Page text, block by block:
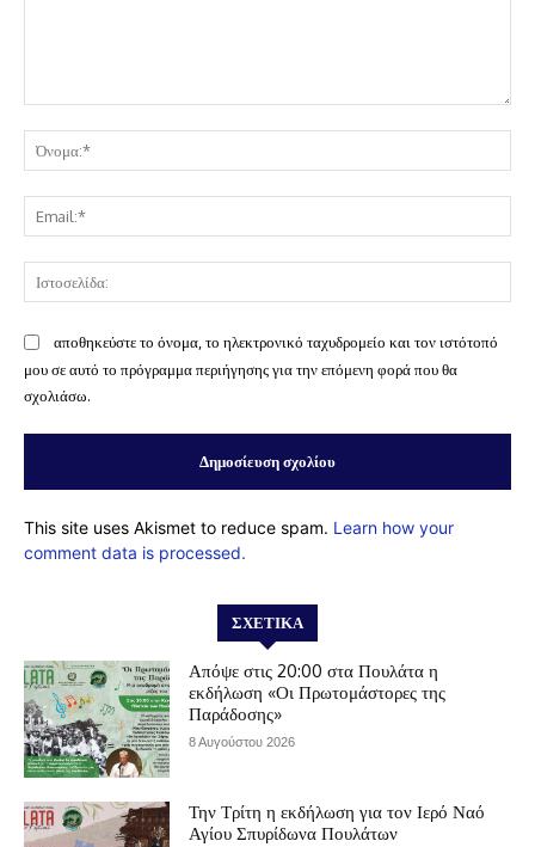
αποθηκεύστε το όνομα, το ηλεκτρονικό ταχυδρομείο και τον ιστότοπό
μου σε αυτό το πρόγραμμα περιήγησης για την επόμενη φορά που θα
σχολιάσω.
This site uses Akismet to reduce spam. Learn how your
comment data is processed.
ΣΧΕΤΙΚΆ
Απόψε στις 20:00 στα Πουλάτα η
εκδήλωση «Οι Πρωτομάστορες της
Παράδοσης»
8 Αυγούστου 2026
Την Τρίτη η εκδήλωση για τον Ιερό Ναό
Αγίου Σπυρίδωνα Πουλάτων